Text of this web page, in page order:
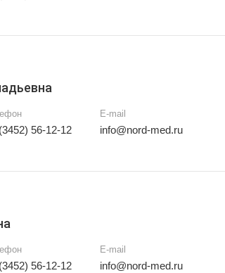
56-12-12
E-mail
info@nord-med.ru
56-12-12
E-mail
info@nord-med.ru